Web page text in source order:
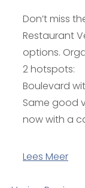
Don’t miss
Restaurant
options.
2 hotspots:
Boulevard
Same good
now with a
Lees Meer